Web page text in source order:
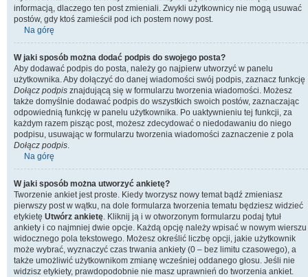
informacją, dlaczego ten post zmieniali. Zwykli użytkownicy nie mogą usuwać
postów, gdy ktoś zamieścił pod ich postem nowy post.
Na górę
W jaki sposób można dodać podpis do swojego posta?
Aby dodawać podpis do posta, należy go najpierw utworzyć w panelu
użytkownika. Aby dołączyć do danej wiadomości swój podpis, zaznacz funkcję
Dołącz podpis znajdującą się w formularzu tworzenia wiadomości. Możesz
także domyślnie dodawać podpis do wszystkich swoich postów, zaznaczając
odpowiednią funkcję w panelu użytkownika. Po uaktywnieniu tej funkcji, za
każdym razem pisząc post, możesz zdecydować o niedodawaniu do niego
podpisu, usuwając w formularzu tworzenia wiadomości zaznaczenie z pola
Dołącz podpis.
Na górę
W jaki sposób można utworzyć ankietę?
Tworzenie ankiet jest proste. Kiedy tworzysz nowy temat bądź zmieniasz
pierwszy post w wątku, na dole formularza tworzenia tematu będziesz widzieć
etykietę Utwórz ankietę. Kliknij ją i w otworzonym formularzu podaj tytuł
ankiety i co najmniej dwie opcje. Każdą opcję należy wpisać w nowym wierszu
widocznego pola tekstowego. Możesz określić liczbę opcji, jakie użytkownik
może wybrać, wyznaczyć czas trwania ankiety (0 – bez limitu czasowego), a
także umożliwić użytkownikom zmianę wcześniej oddanego głosu. Jeśli nie
widzisz etykiety, prawdopodobnie nie masz uprawnień do tworzenia ankiet.